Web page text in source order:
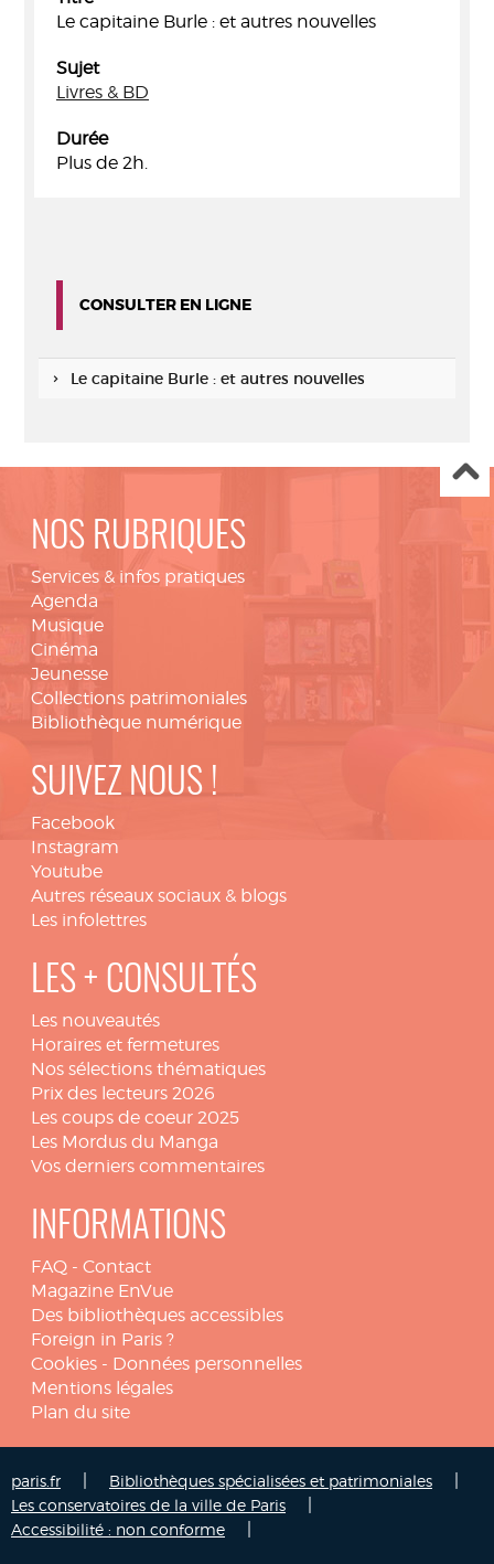
Le capitaine Burle : et autres nouvelles
Sujet
Livres & BD
Durée
Plus de 2h.
CONSULTER EN LIGNE
Le capitaine Burle : et autres nouvelles
NOS RUBRIQUES
Services & infos pratiques
Agenda
Musique
Cinéma
Jeunesse
Collections patrimoniales
Bibliothèque numérique
SUIVEZ NOUS !
Facebook
Instagram
Youtube
Autres réseaux sociaux & blogs
Les infolettres
LES + CONSULTÉS
Les nouveautés
Horaires et fermetures
Nos sélections thématiques
Prix des lecteurs 2026
Les coups de coeur 2025
Les Mordus du Manga
Vos derniers commentaires
INFORMATIONS
FAQ - Contact
Magazine EnVue
Des bibliothèques accessibles
Foreign in Paris ?
Cookies - Données personnelles
Mentions légales
Plan du site
paris.fr Bibliothèques spécialisées et patrimoniales
Les conservatoires de la ville de Paris
Accessibilité : non conforme